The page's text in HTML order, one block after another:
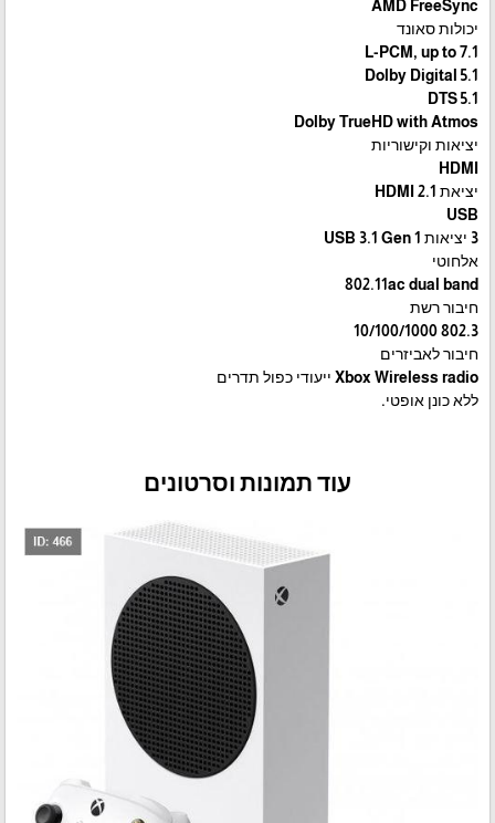
AMD FreeSync
יכולות סאונד
L-PCM, up to 7.1
Dolby Digital 5.1
DTS 5.1
Dolby TrueHD with Atmos
יציאות וקישוריות
HDMI
יציאת HDMI 2.1
USB
3 יציאות USB 3.1 Gen 1
אלחוטי
802.11ac dual band
חיבור רשת
802.3 10/100/1000
חיבור לאביזרים
Xbox Wireless radio ייעודי כפול תדרים
ללא כונן אופטי.
עוד תמונות וסרטונים